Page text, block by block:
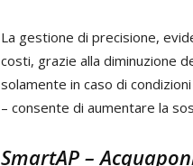
La gestione di precisione,
costi, grazie alla diminuzione
solamente in caso di
– consente di aumentare la
SmartAP –